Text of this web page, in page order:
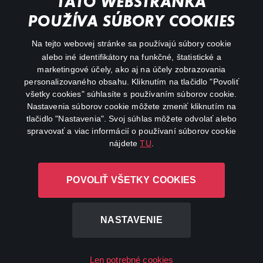
POUŽÍVA SÚBORY COOKIES
Na tejto webovej stránke sa používajú súbory cookie
alebo iné identifikátory na funkčné, štatistické a
marketingové účely, ako aj na účely zobrazovania
personalizovaného obsahu. Kliknutím na tlačidlo "Povoliť
všetky cookies" súhlasíte s používaním súborov cookie.
Nastavenia súborov cookie môžete zmeniť kliknutím na
tlačidlo "Nastavenia". Svoj súhlas môžete odvolať alebo
spravovať a viac informácií o používaní súborov cookie
nájdeteTU
POVOLIŤ VŠETKY COOKIES
NASTAVENIE
Len potrebné cookies
My profile
Important links
Canal+ Luxembourg S. à r.l. so sídlom Rue Albert Borschette 4,